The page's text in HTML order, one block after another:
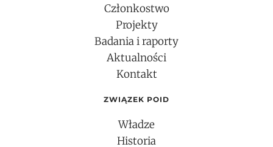
Członkostwo
Projekty
Badania i raporty
Aktualności
Kontakt
ZWIĄZEK POID
Władze
Historia